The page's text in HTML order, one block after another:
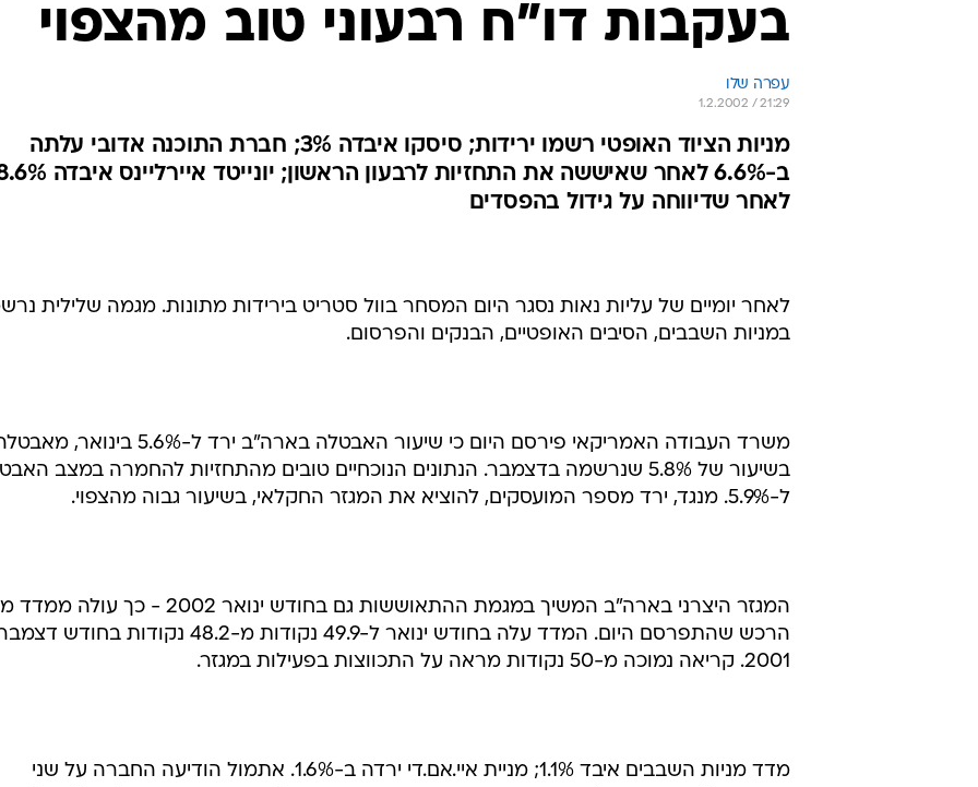
בעקבות דו"ח רבעוני טוב מהצפוי
עפרה שלו
1.2.2002 / 21:29
מניות הציוד האופטי רשמו ירידות; סיסקו איבדה 3%; חברת התוכנה אדובי עלתה
ב-6.6% לאחר שאיששה את התחזיות לרבעון הראשון; יונייטד
לאחר שדיווחה על גידול בהפסדים
לאחר יומיים של עליות נאות נסגר היום המסחר בוול סטריט בירידות מתונות. מגמה שלילית
במניות השבבים, הסיבים האופטיים, הבנקים והפרסום.
משרד העבודה האמריקאי פירסם היום כי שיעור האבטלה בארה"ב ירד ל-5.6% בינואר,
בשיעור של 5.8% שנרשמה בדצמבר. הנתונים הנוכחיים טובים מהתחזיות להחמרה במצב
ל-5.9%. מנגד, ירד מספר המועסקים, להוציא את המגזר החקלאי, בשיעור גבוה מהצפוי.
המגזר היצרני בארה"ב המשיך במגמת ההתאוששות גם בחודש ינואר 2002 -
הרכש שהתפרסם היום. המדד עלה בחודש ינואר ל-49.9 נקודות מ-48.2 נקודות בחודש
2001. קריאה נמוכה מ-50 נקודות מראה על התכווצות בפעילות במגזר.
מדד מניות השבבים איבד 1.1%; מניית איי.אם.די ירדה ב-1.6%. אתמול הודיעה החברה על שני